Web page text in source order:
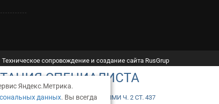
Яндекс.Метрика.
данных. Вы всегда
Техническое сопровождение и создание сайта RusGrup
СПЕЦИАЛИСТА
ОПРЕДЕЛЯЕМОЙ ПОЛОЖЕНИЯМИ Ч. 2 СТ. 437